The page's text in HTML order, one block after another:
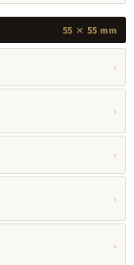
55 × 55 mm
›
›
›
›
›